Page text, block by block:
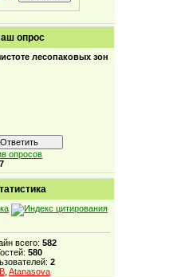
опрос
лесопаковых зон
опросов
всего: 582
580
2
, Atanasova